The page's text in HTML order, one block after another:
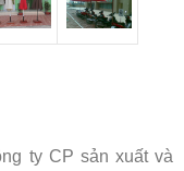
ty CP sản xuất và